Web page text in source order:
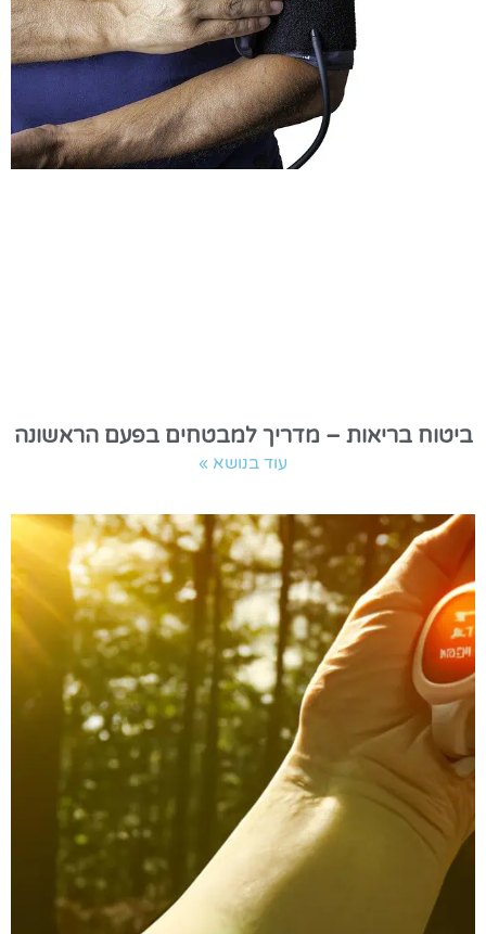
ביטוח בריאות – מדריך למבטחים בפעם הראשונה
עוד בנושא »